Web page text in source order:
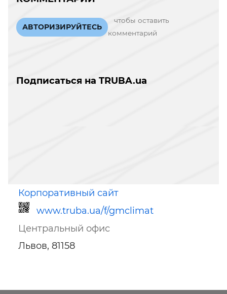
АВТОРИЗИРУЙТЕСЬ
чтобы оставить
комментарий
Подписаться на TRUBA.ua
Корпоративный сайт
www.truba.ua/f/gmclimat
Центральный офис
Львов, 81158